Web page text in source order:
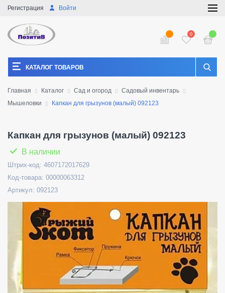
Войти
Регистрация
0
КАТАЛОГ ТОВАРОВ
Главная Каталог Сад и огород
Садовый инвентарь
Мышеловки
Капкан для грызунов (малый) 092123
Капкан для грызунов (малый) 092123
В наличии
Штрих-код: 4607172017629
Код-товара: 00000063312
Артикул: 092123